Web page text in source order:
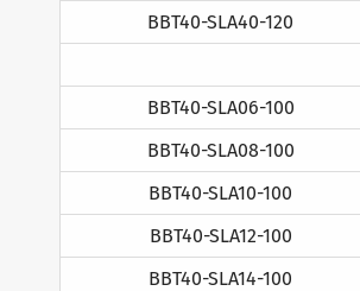
BBT40-SLA40-120
BBT40-SLA06-100
BBT40-SLA08-100
BBT40-SLA10-100
BBT40-SLA12-100
BBT40-SLA14-100